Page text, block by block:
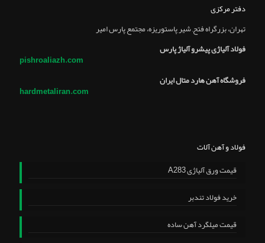
دفتر مرکزی
تهران، بزرگراه فتح, شير پاستوريزه، مجتمع پارس امير
فولاد آلیاژی پیشرو آلیاژ پارس
pishroaliazh.com
فروشگاه آهن هارد متال ایران
hardmetaliran.com
فولاد و آهن آلات
قیمت ورق آلیاژی A283
خرید فولاد تندبر
قیمت میلگرد آهن ساده